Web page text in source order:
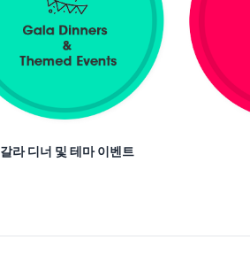
갈라 디너 및 테마 이벤트